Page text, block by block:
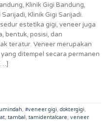
Klinik Gigi Bandung,
Klinik Gigi Sarijadi.
estetika gigi, veneer juga
bentuk, posisi, dan
teratur. Veneer merupakan
ditempel secara permanen
, #veneer gigi, doktergigi,
, tambal, tamidentalcare, veneer